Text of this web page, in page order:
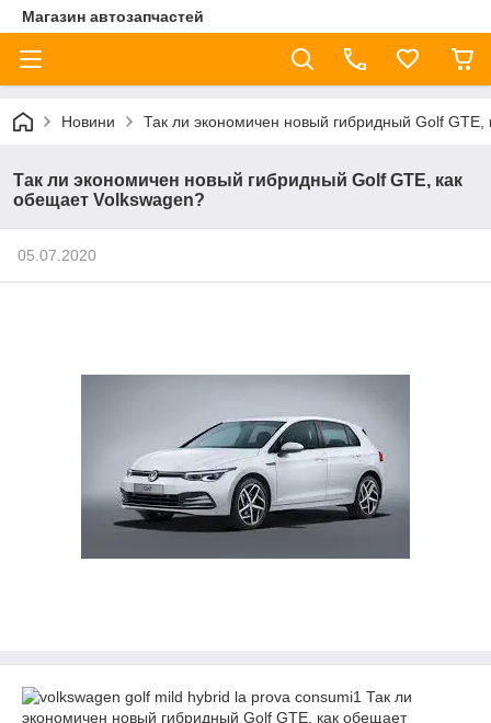
Магазин автозапчастей
Новини Так ли экономичен новый гибридный Golf GTE,
Так ли экономичен новый гибридный Golf GTE, как
обещает Volkswagen?
05.07.2020